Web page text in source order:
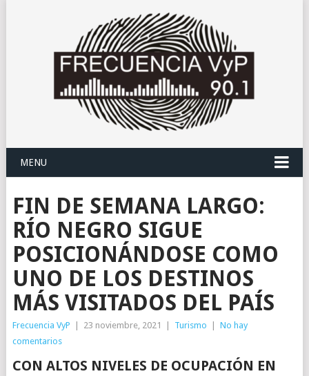
MENU
FIN DE SEMANA LARGO:
RÍO NEGRO SIGUE
POSICIONÁNDOSE COMO
UNO DE LOS DESTINOS
MÁS VISITADOS DEL PAÍS
Frecuencia VyP 23 noviembre, 2021 Turismo
No hay
comentarios
CON ALTOS NIVELES DE OCUPACIÓN EN